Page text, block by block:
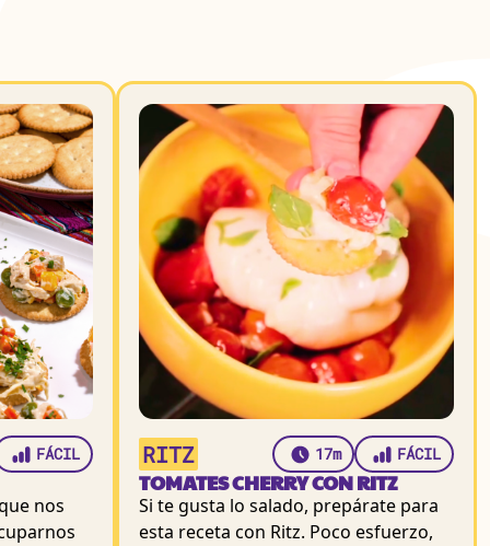
FÁCIL
nos
RITZ 17m FÁCIL
TOMATES CHERRY CON RITZ
Si te gusta lo salado, prepárate para
esta receta con Ritz. Poco esfuerzo,